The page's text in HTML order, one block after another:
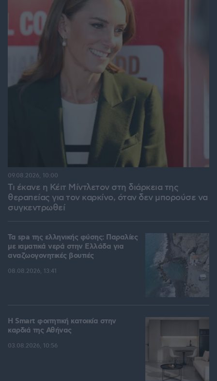
Τι έκανε η Κέιτ Μίντλετον στη διάρκεια της
θεραπείας για τον καρκίνο, όταν δεν μπορούσε να
συγκεντρωθεί
09.08.2026, 10:00
Τα spa της ελληνικής φύσης: Παραλίες
με ιαματικά νερά στην Ελλάδα για
αναζωογονητικές βουτιές
08.08.2026, 13:41
Η Smart φοιτητική κατοικία στην
καρδιά της Αθήνας
03.08.2026, 10:56